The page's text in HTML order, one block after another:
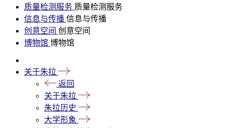
质量检测服务 质量检测服务
信息与传播 信息与传播
创意空间 创意空间
博物馆 博物馆
关于朱拉
返回
关于朱拉
朱拉历史
大学形象